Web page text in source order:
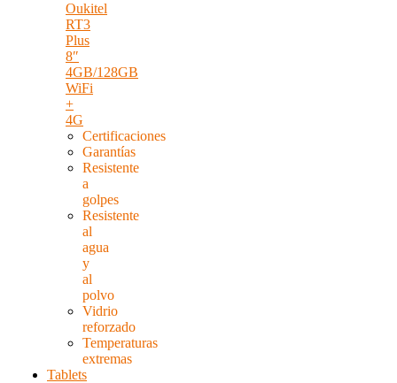
Oukitel
RT3
Plus
8″
4GB/128GB
WiFi
+
4G
Certificaciones
Garantías
Resistente
a
golpes
Resistente
al
agua
y
al
polvo
Vidrio
reforzado
Temperaturas
extremas
Tablets